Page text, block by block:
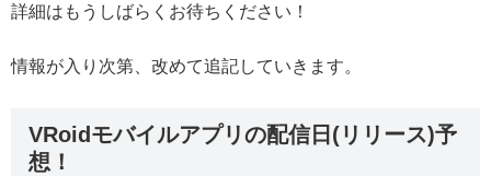
詳細はもうしばらくお待ちください！
情報が入り次第、改めて追記していきます。
VRoidモバイルアプリの配信日(リリース)予
想！